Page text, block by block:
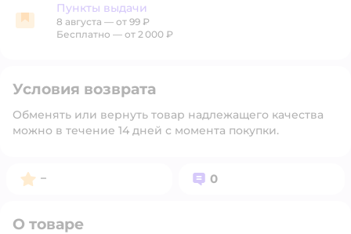
Пункты выдачи
Пункты выдачи
8 августа — от 99 ₽
Бесплатно — от 2 000 ₽
Условия возврата
Обменять или вернуть товар надлежащего качества
можно в течение 14 дней с момента покупки.
Рейтинг:
– Вопросов:
0
О товаре